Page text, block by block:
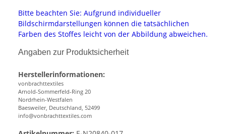
Bitte beachten Sie: Aufgrund individueller
Bildschirmdarstellungen können die tatsächlichen
Farben des Stoffes leicht von der Abbildung abweichen.
Angaben zur Produktsicherheit
Herstellerinformationen:
vonbrachttextiles
Arnold-Sommerfeld-Ring 20
Nordrhein-Westfalen
Baesweiler, Deutschland, 52499
info@vonbrachttextiles.com